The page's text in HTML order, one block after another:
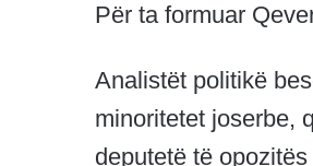
Për ta formuar
Analistët politikë
minoritetet joserbe,
deputetë të